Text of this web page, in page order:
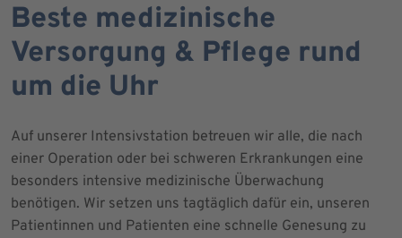
Beste medizinische
Versorgung & Pflege rund
um die Uhr
Auf unserer Intensivstation betreuen wir alle, die nach
einer Operation oder bei schweren Erkrankungen eine
besonders intensive medizinische Überwachung
benötigen. Wir setzen uns tagtäglich dafür ein, unseren
Patientinnen und Patienten eine schnelle Genesung zu